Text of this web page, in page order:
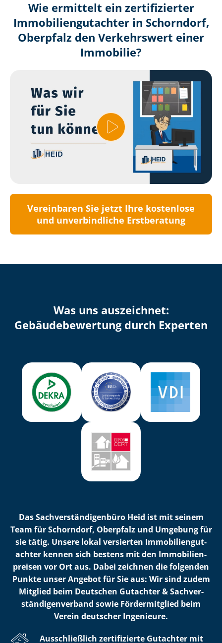
Wie ermittelt ein zertifizierter
Immobilien­gutachter in Schorndorf,
Oberpfalz den Verkehrswert einer
Immobilie?
Vereinbaren Sie jetzt Ihre kostenlose
und unverbindliche Erstberatung
Was uns auszeichnet:
Ge­bäu­de­be­wer­tung durch Experten
Das Sach­ver­stän­di­gen­bü­ro Heid ist mit seinem
Team für Schorndorf, Oberpfalz und Umgebung für
sie tätig. Unsere lokal versierten Im­mo­bi­li­en­gut­
ach­ter kennen sich bestens mit den Im­mo­bi­li­en­
prei­sen vor Ort aus. Dabei zeichnen die folgenden
Punkte unser Angebot für Sie aus: Wir sind zudem
Mitglied beim Deutschen Gutachter & Sach­ver­
stän­di­gen­ver­band sowie Fördermitglied beim
Verein deutscher Ingenieure.
Ausschließlich zertifizierte Gutachter mit